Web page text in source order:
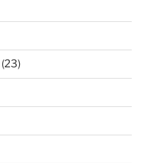
(23)